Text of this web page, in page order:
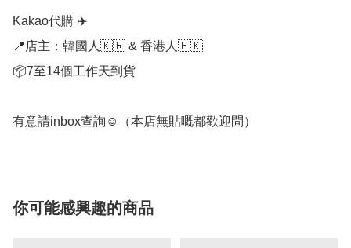
Kakao代購 ✈️
📍店主：韓國人🇰🇷 & 香港人🇭🇰
📦7至14個工作天到貨
有意請inbox查詢☺️（本店無貼嘅都歡迎問）
你可能感興趣的商品